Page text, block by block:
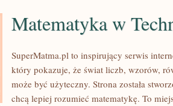
Matematyka w
SuperMatma.pl to inspirujący serwis
który pokazuje, że świat liczb, wzorów,
może być użyteczny. Strona została
chcą lepiej rozumieć matematykę. To